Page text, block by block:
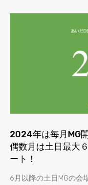
2024年は毎月MG
偶数月は土日最大
ート！
6月以降の土日MGの会